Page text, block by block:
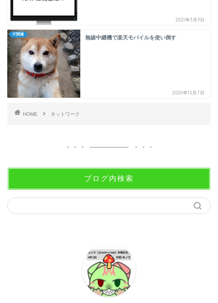
2021年3月9日
IT関連
無線中継機で楽天モバイルを使い倒す
2020年12月7日
HOME ネットワーク
ブログ内検索